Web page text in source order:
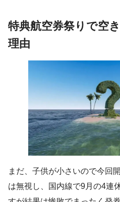
特典航空券祭りで空
理由
まだ、子供が小さいので今回
は無視し、国内線で9月の4連